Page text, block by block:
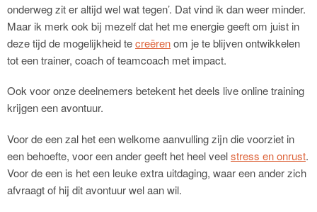
onderweg zit er altijd wel wat tegen’. Dat vind ik dan weer minder.
Maar ik merk ook bij mezelf dat het me energie geeft om juist in
deze tijd de mogelijkheid tecreërenom je te blijven ontwikkelen
tot een trainer, coach of teamcoach met impact.
Ook voor onze deelnemers betekent het deels live online training
krijgen een avontuur.
Voor de een zal het een welkome aanvulling zijn die voorziet in
een behoefte, voor een ander geeft het heel veelstress en onrust.
Voor de een is het een leuke extra uitdaging, waar een ander zich
afvraagt of hij dit avontuur wel aan wil.